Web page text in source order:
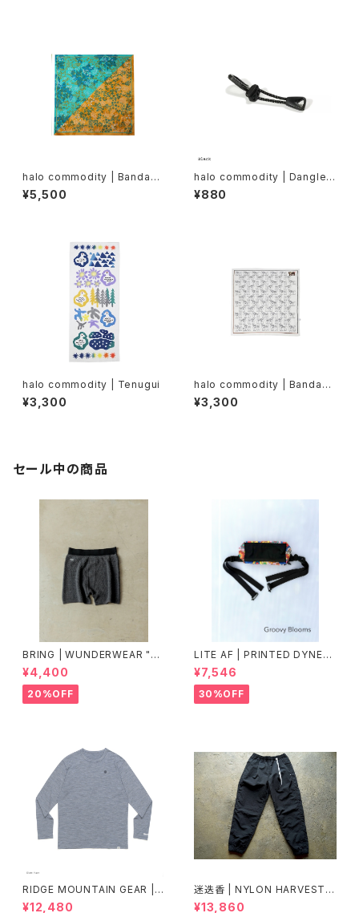
halo commodity | Bandann
a90
¥5,500
halo commodity | Dangle
Cord
¥880
halo commodity | Tenugui
¥3,300
halo commodity | Bandann
a
¥3,300
セール中の商品
BRING | WUNDERWEAR "O
NE" 50/50
¥4,400
20%OFF
LITE AF | PRINTED DYNEE
MA FEATHER WEIGHT FAN
NY PACK
¥7,546
30%OFF
RIDGE MOUNTAIN GEAR |
Merino Basic Long Sleeve
¥12,480
迷迭香 | NYLON HARVEST T
RAINER Ver.2025 Lot.3
¥13,860